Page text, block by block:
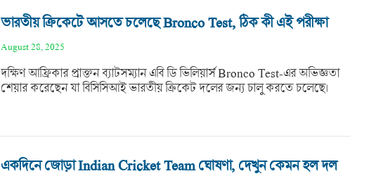
ভারতীয় ক্রিকেটে আসতে চলেছে Bronco Test, ঠিক কী এই পরীক্ষা
August 28, 2025
দক্ষিণ আফ্রিকার প্রাক্তন ব্যাটসম্যান এবি ডি ভিলিয়ার্স Bronco Test-এর অভিজ্ঞতা
শেয়ার করেছেন যা বিসিসিআই ভারতীয় ক্রিকেট দলের জন্য চালু করতে চলেছে।
একদিনে জোড়া Indian Cricket Team ঘোষণা, দেখুন কেমন হল দল